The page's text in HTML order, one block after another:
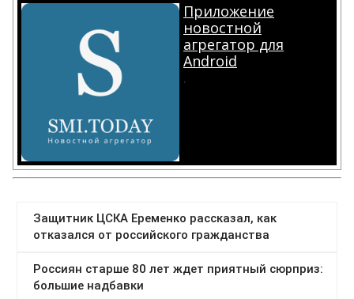
Приложение
новостной
агрегатор для
Android
.